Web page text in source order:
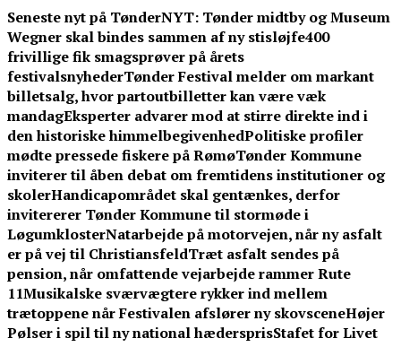
Skip
to
content
Seneste nyt på TønderNYT: Tønder midtby og Museum
Wegner skal bindes sammen af ny stisløjfe400
frivillige fik smagsprøver på årets
festivalsnyhederTønder Festival melder om markant
billetsalg, hvor partoutbilletter kan være væk
mandagEksperter advarer mod at stirre direkte ind i
den historiske himmelbegivenhedPolitiske profiler
mødte pressede fiskere på RømøTønder Kommune
inviterer til åben debat om fremtidens institutioner og
skolerHandicapområdet skal gentænkes, derfor
invitererer Tønder Kommune til stormøde i
LøgumklosterNatarbejde på motorvejen, når ny asfalt
er på vej til ChristiansfeldTræt asfalt sendes på
pension, når omfattende vejarbejde rammer Rute
11Musikalske sværvægtere rykker ind mellem
trætoppene når Festivalen afslører ny skovsceneHøjer
Pølser i spil til ny national hædersprisStafet for Livet